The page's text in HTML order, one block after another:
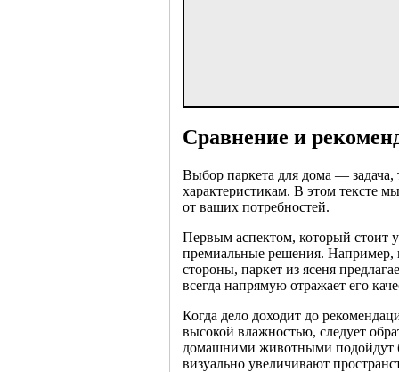
Сравнение и
Выбор паркета для дома — задача,
характеристикам. В этом тексте
от ваших потребностей.
Первым аспектом, который стоит
премиальные решения. Например,
стороны, паркет из ясеня
всегда напрямую отражает его
Когда дело доходит до
высокой влажностью, следует
домашними животными подойдут
визуально увеличивают